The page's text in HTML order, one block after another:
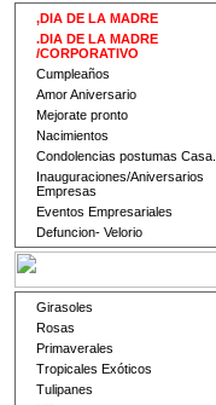
,DIA DE LA MADRE
.DIA DE LA MADRE
/CORPORATIVO
Cumpleaños
Amor Aniversario
Mejorate pronto
Nacimientos
Condolencias postumas Casa.
Inauguraciones/Aniversarios
Empresas
Eventos Empresariales
Defuncion- Velorio
Girasoles
Rosas
Primaverales
Tropicales Exóticos
Tulipanes